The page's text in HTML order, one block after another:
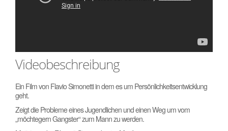
Videobeschreibung
Ein Film von Flavio Simonetti in dem es um Persönlichkeitsentwicklung
geht.
Zeigt die Probleme eines Jugendlichen und einen Weg um vom
„möchtegern Gangster“ zum Mann zu werden.